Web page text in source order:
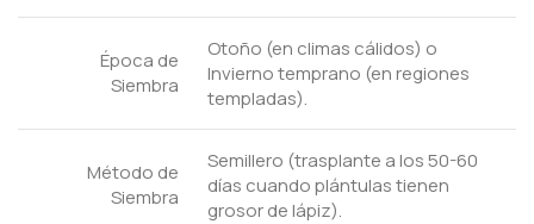
Época de
Siembra
Otoño (en climas cálidos) o
Invierno temprano (en regiones
templadas).
Método de
Siembra
Semillero (trasplante a los 50-60
días cuando plántulas tienen
grosor de lápiz).